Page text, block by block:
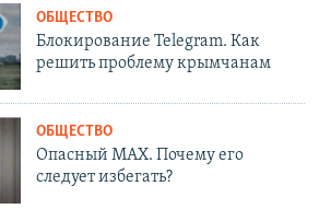
ОБЩЕСТВО
Блокирование Telegram. Как
решить проблему крымчанам
ОБЩЕСТВО
Опасный MAX. Почему его
следует избегать?